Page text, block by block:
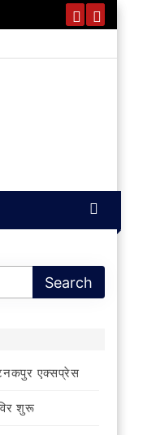
एक्सप्रेस
शुरू